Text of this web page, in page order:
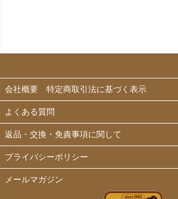
会社概要 特定商取引法に基づく表示
よくある質問
返品・交換・免責事項に関して
プライバシーポリシー
メールマガジン